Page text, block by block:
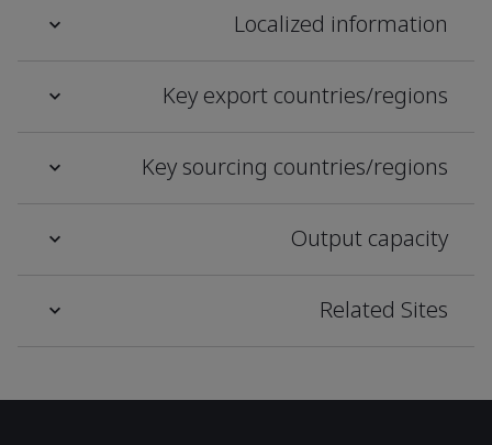
Localized information
Key export countries/regions
Key sourcing countries/regions
Output capacity
Related Sites